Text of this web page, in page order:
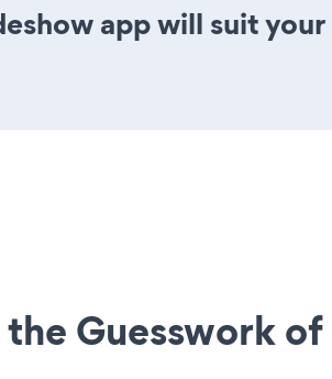
app will suit
the Guesswork